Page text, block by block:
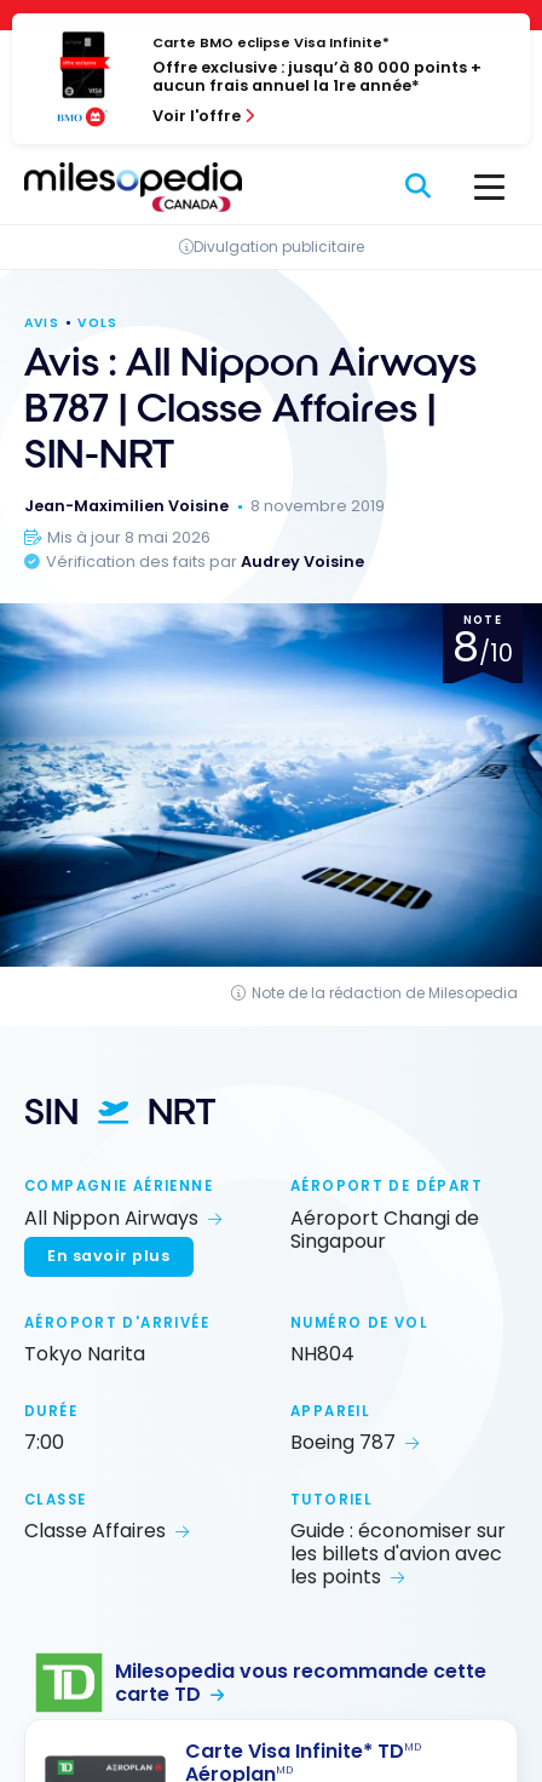
Panneau de gestion des cookies
Passer
contenu
Carte BMO eclipse Visa Infinite*
Offre exclusive : jusqu’à 80 000 points +
aucun frais annuel la 1re année*
Voir l'offre
Divulgation publicitaire
AVIS VOLS
Avis : All Nippon Airways
B787 | Classe Affaires |
SIN-NRT
Jean-Maximilien Voisine
8 novembre 2019
Mis à jour 8 mai 2026
Vérification des faits parAudrey Voisine
NOTE
8/10
Note de la rédaction de Milesopedia
SIN NRT
COMPAGNIE AÉRIENNE
All Nippon Airways
En savoir plus
AÉROPORT DE DÉPART
Aéroport Changi de
Singapour
AÉROPORT D'ARRIVÉE
Tokyo Narita
NUMÉRO DE VOL
NH804
DURÉE
7:00
APPAREIL
Boeing 787
CLASSE
Classe Affaires
TUTORIEL
Guide : économiser sur
les billets d'avion avec
les points
Milesopedia vous recommande cette
carte TD
Carte Visa Infinite* TDMD
AéroplanMD